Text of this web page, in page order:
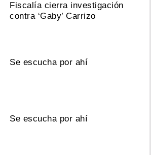
Fiscalía cierra investigación
contra ‘Gaby’ Carrizo
Se escucha por ahí
Se escucha por ahí